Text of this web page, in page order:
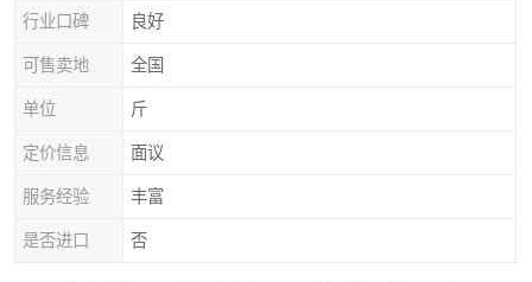
行业口碑 良好
可售卖地 全国
单位 斤
定价信息 面议
服务经验 丰富
是否进口 否